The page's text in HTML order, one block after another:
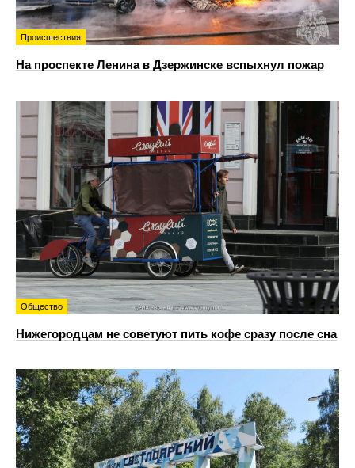
Происшествия
На проспекте Ленина в Дзержинске вспыхнул пожар
Общество
Нижегородцам не советуют пить кофе сразу после сна